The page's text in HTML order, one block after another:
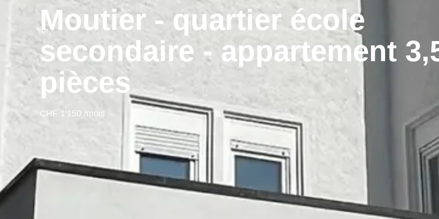
Moutier - quartier école
secondaire - appartement
pièces
CHF 1'150 /mois